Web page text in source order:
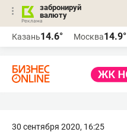
забронируй
валюту
Казань14.6° Москва14.9°
30 сентября 2020, 16:25